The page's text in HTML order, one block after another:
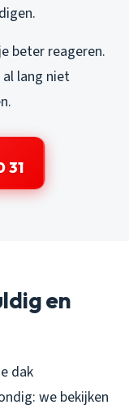
beter reageren.
lang niet
31
en
dak
we bekijken